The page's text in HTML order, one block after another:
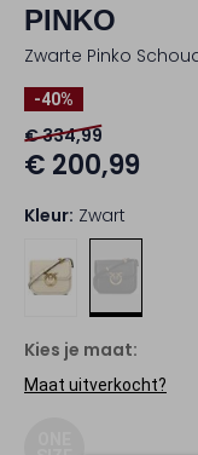
PINKO
Zwarte Pinko
-40%
€ 334,99
€ 200,99
Kleur: Zwart
Kies je maat:
Maat uitverkocht?